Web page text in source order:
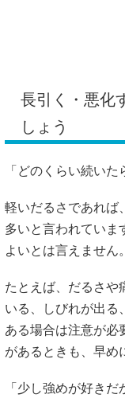
長引く・悪化
しょう
「どのくらい続いた
軽いだるさであれば
多いと言われていま
よいとは言えません。
たとえば、だるさや
いる、しびれが出る
ある場合は注意が必
があるときも、早め
「少し強めが好き